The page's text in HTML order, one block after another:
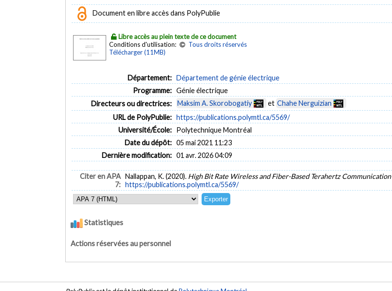
Document en libre accès dans PolyPublie
Libre accès au plein texte de ce document
Conditions d'utilisation:
Tous droits réservés
Télécharger (11MB)
Département: Département de génie électrique
Programme: Génie électrique
Directeurs ou directrices:
Maksim A. Skorobogatiy et Chahe Nerguizian
URL de PolyPublie: https://publications.polymtl.ca/5569/
Université/École: Polytechnique Montréal
Date du dépôt: 05 mai 2021 11:23
Dernière modification: 01 avr. 2026 04:09
Citer en APA
7:
Nallappan, K. (2020). High Bit Rate Wireless and Fiber-Based Terahertz Communication
https://publications.polymtl.ca/5569/
Statistiques
Actions réservées au personnel